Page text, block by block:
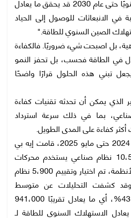
في الانبعاثات للوصول إلى الحياد
الصين السنوي للطاقة."
بل اصبحت شيء ضروريًا. فالكفاءة
في الطاقة فحسب، بل تحفز النمو
تبني هذه الحلول قرارًا واضحًا
الذي يمكن أن تحدثه تقنيات كفاءة
بما في ذلك سرعة استرداد
كفاءة على المدى الطويل.
وخلال الفترة من نوفمبر 2024 حتى مايو 2025، قامت إيه بي
بي بفحص أكثر من 10،500 نظام صناعي يستخدم محركات
كهربائية. ومن بين هذه الأنظمة، تم اختيار وتقييم 5،900 نظام
وقد كشفت التحليلات عن متوسط
وفورات في الطاقة بلغ 43%، أي ما يعادل تقريبًا 941،000
الاستهلاك السنوي للطاقة لـ